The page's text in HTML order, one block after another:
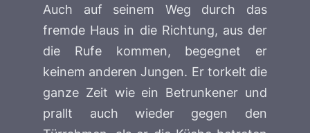
Auch auf seinem Weg durch das
fremde Haus in die Richtung, aus der
die Rufe kommen, begegnet er
keinem anderen Jungen. Er torkelt die
ganze Zeit wie ein Betrunkener und
prallt auch wieder gegen den